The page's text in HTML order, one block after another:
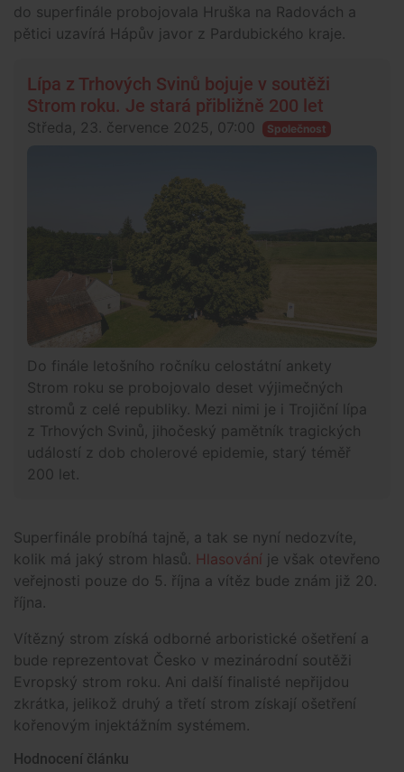
do superfinále probojovala Hruška na Radovách a
pětici uzavírá Hápův javor z Pardubického kraje.
Lípa z Trhových Svinů bojuje v soutěži
Strom roku. Je stará přibližně 200 let
Středa, 23. července 2025, 07:00 Společnost
Do finále letošního ročníku celostátní ankety
Strom roku se probojovalo deset výjimečných
stromů z celé republiky. Mezi nimi je i Trojiční lípa
z Trhových Svinů, jihočeský pamětník tragických
událostí z dob cholerové epidemie, starý téměř
200 let.
Superfinále probíhá tajně, a tak se nyní nedozvíte,
kolik má jaký strom hlasů. Hlasování je však otevřeno
veřejnosti pouze do 5. října a vítěz bude znám již 20.
října.
Vítězný strom získá odborné arboristické ošetření a
bude reprezentovat Česko v mezinárodní soutěži
Evropský strom roku. Ani další finalisté nepřijdou
zkrátka, jelikož druhý a třetí strom získají ošetření
kořenovým injektážním systémem.
Hodnocení článku